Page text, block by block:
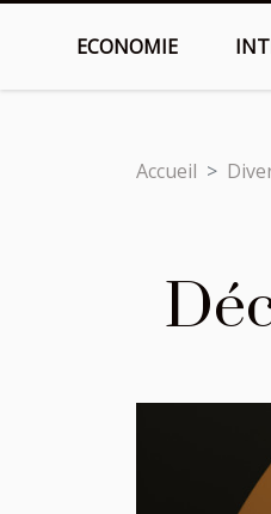
ECONOMIE
Accueil